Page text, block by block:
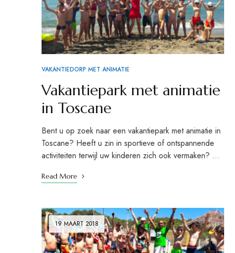
VAKANTIEDORP MET ANIMATIE
Vakantiepark met animatie
in Toscane
Bent u op zoek naar een vakantiepark met animatie in
Toscane? Heeft u zin in sportieve of ontspannende
activiteiten terwijl uw kinderen zich ook vermaken? …
Read More
19 MAART 2018